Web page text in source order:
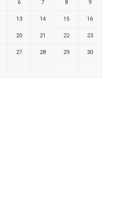
6 7 8 9
13 14 15 16
20 21 22 23
27 28 29 30